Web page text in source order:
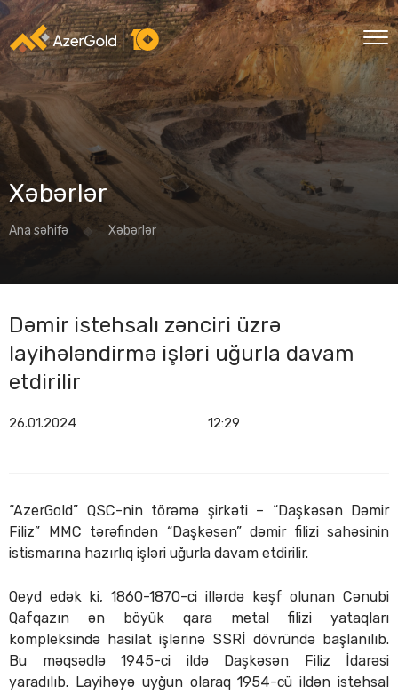
Xəbərlər
Ana səhifə Xəbərlər
Dəmir istehsalı zənciri üzrə
layihələndirmə işləri uğurla davam
etdirilir
26.01.2024 12:29
“AzerGold” QSC-nin törəmə şirkəti – “Daşkəsən Dəmir
Filiz” MMC tərəfindən “Daşkəsən” dəmir filizi sahəsinin
istismarına hazırlıq işləri uğurla davam etdirilir.
Qeyd edək ki, 1860-1870-ci illərdə kəşf olunan Cənubi
Qafqazın ən böyük qara metal filizi yataqları
kompleksində hasilat işlərinə SSRİ dövründə başlanılıb.
Bu məqsədlə 1945-ci ildə Daşkəsən Filiz İdarəsi
yaradılıb. Layihəyə uyğun olaraq 1954-cü ildən istehsal